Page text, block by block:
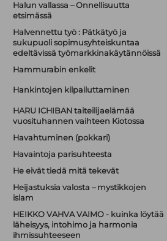
Halun vallassa – Onnellisuutta
etsimässä
Halvennettu työ : Pätkätyö ja
sukupuoli sopimusyhteiskuntaa
edeltävissä työmarkkinakäytännöissä
Hammurabin enkelit
Hankintojen kilpailuttaminen
HARU ICHIBAN taiteilijaelämää
vuosituhannen vaihteen Kiotossa
Havahtuminen (pokkari)
Havaintoja parisuhteesta
He eivät tiedä mitä tekevät
Heijastuksia valosta – mystikkojen
islam
HEIKKO VAHVA VAIMO - kuinka löytää
läheisyys, intohimo ja harmonia
ihmissuhteeseen